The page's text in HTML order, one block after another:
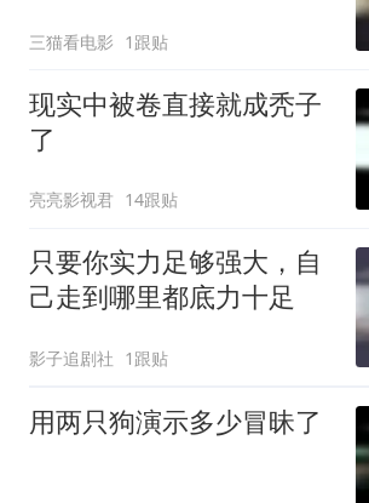
三猫看电影 1跟贴
现实中被卷直接就成秃子
了
亮亮影视君 14跟贴
只要你实力足够强大，自
己走到哪里都底力十足
影子追剧社 1跟贴
用两只狗演示多少冒昧了